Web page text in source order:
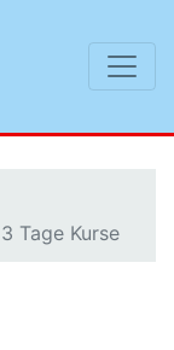
Tage Kurse